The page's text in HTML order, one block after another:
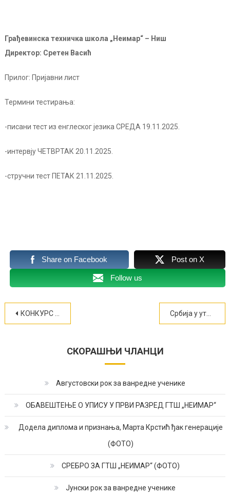
Грађевинска техничка школа „Неимар“ – Ниш
Директор: Сретен Васић
Прилог: Пријавни лист
Термини тестирања:
-писани тест из енглеског језика СРЕДА 19.11.2025.
-интервју ЧЕТВРТАК 20.11.2025.
-стручни тест ПЕТАК 21.11.2025.
Share on Facebook Post on X
Follow us
Кретање
КОНКУРС „ЗАШТИТНО ЛИЦЕ ДУАЛНОГ ОБРАЗОВАЊА“ НА 54. САЈМУ ОБРАЗОВАЊА
СКОРАШЊИ ЧЛАНЦИ
Августовски рок за ванредне ученике
ОБАВЕШТЕЊЕ О УПИСУ У ПРВИ РАЗРЕД ГТШ „НЕИМАР“
Додела диплома и признања, Марта Крстић ђак генерације
(ФОТО)
СРЕБРО ЗА ГТШ „НЕИМАР“ (ФОТО)
Јунски рок за ванредне ученике